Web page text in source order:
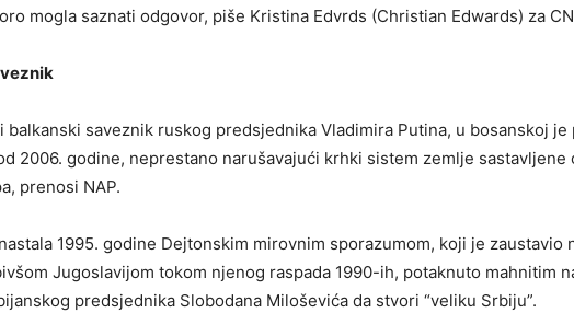
mogla saznati odgovor, piše Kristina Edvrds (Christian Edwards) za
balkanski saveznik ruskog predsjednika Vladimira Putina, u bosanskoj je
2006. godine, neprestano narušavajući krhki sistem zemlje sastavljene
prenosi NAP.
1995. godine Dejtonskim mirovnim sporazumom, koji je zaustavio
Jugoslavijom tokom njenog raspada 1990-ih, potaknuto mahnitim
predsjednika Slobodana Miloševića da stvori “veliku Srbiju”.